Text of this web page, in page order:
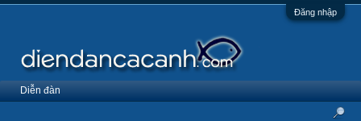
Đăng nhập
Diễn đàn